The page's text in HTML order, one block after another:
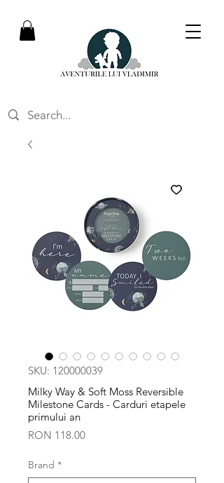
SKU: 120000039
Milky Way & Soft Moss Reversible
Milestone Cards - Carduri etapele
primului an
RON 118.00Price
Brand *